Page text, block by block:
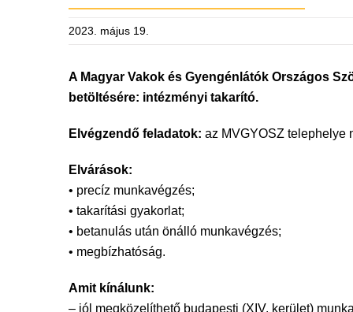
2023. május 19.
A Magyar Vakok és Gyengénlátók Országos
betöltésére: intézményi takarító.
Elvégzendő feladatok: az MVGYOSZ telephelye
Elvárások:
• precíz munkavégzés;
• takarítási gyakorlat;
• betanulás után önálló munkavégzés;
• megbízhatóság.
Amit kínálunk:
– jól megközelíthető budapesti (XIV. kerület)